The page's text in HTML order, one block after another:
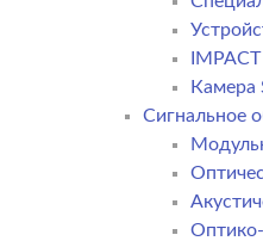
Камера
Cигнальное
Оптико-